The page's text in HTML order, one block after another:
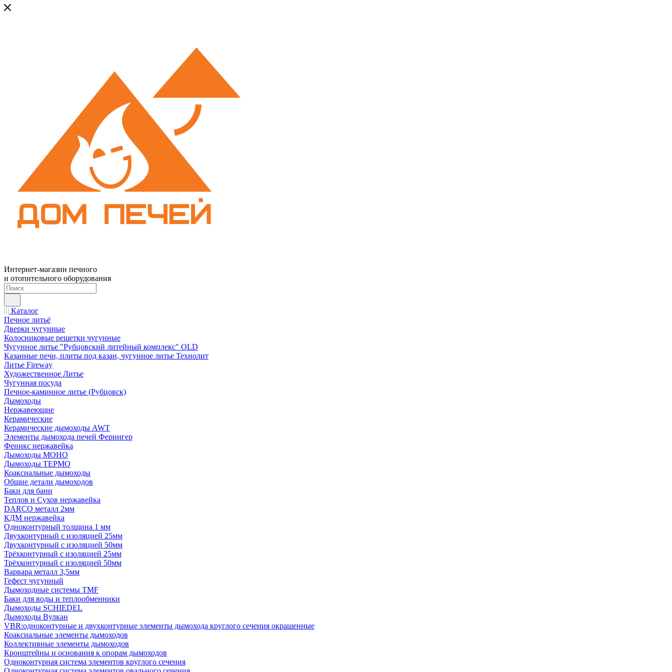
Интернет-магазин печного
и отопительного оборудования
Каталог
Печное литьё
Дверки чугунные
Колосниковые решетки чугунные
Чугунное литье "Рубцовский литейный комплекс" OLD
Казанные печи, плиты под казан, чугунное литье Технолит
Литье Fireway
Художественное Литье
Чугунная посуда
Печное-каминное литье (Рубцовск)
Дымоходы
Нержавеющие
Керамические
Керамические дымоходы AWT
Элементы дымохода печей Ферингер
Феникс нержавейка
Дымоходы МОНО
Дымоходы ТЕРМО
Коаксиальные дымоходы
Общие детали дымоходов
Баки для бани
Теплов и Сухов нержавейка
DARCO металл 2мм
КДМ нержавейка
Одноконтурный толщина 1 мм
Двухконтурный с изоляцией 25мм
Двухконтурный с изоляцией 50мм
Трёхконтурный с изоляцией 25мм
Трёхконтурный с изоляцией 50мм
Варвара металл 3,5мм
Гефест чугунный
Дымоходные системы TMF
Баки для воды и теплообменники
Дымоходы SCHIEDEL
Дымоходы Вулкан
VBR:одноконтурные и двухконтурные элементы дымохода круглого сечения окрашенные
Коаксиальные элементы дымоходов
Коллективные элементы дымоходов
Кронштейны и основания к опорам дымоходов
Одноконтурная система элементов круглого сечения